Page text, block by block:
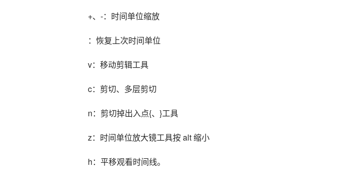
+、-：时间单位缩放
：恢复上次时间单位
v：移动剪辑工具
c：剪切、多层剪切
n：剪切掉出入点{、}工具
z：时间单位放大镜工具按 alt 缩小
h：平移观看时间线。